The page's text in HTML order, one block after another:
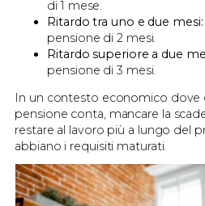
di 1 mese.
Ritardo tra uno e due mesi:
pensione di 2 mesi.
Ritardo superiore a due
pensione di 3 mesi.
In un contesto economico dove
pensione conta, mancare la
restare al lavoro più a lungo del
abbiano i requisiti maturati.